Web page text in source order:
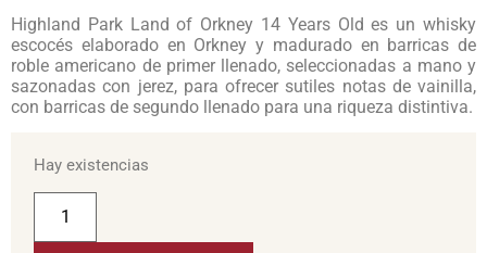
Highland Park Land of Orkney 14 Years Old es un whisky
escocés elaborado en Orkney y madurado en barricas de
roble americano de primer llenado, seleccionadas a mano y
sazonadas con jerez, para ofrecer sutiles notas de vainilla,
con barricas de segundo llenado para una riqueza distintiva.
Hay existencias